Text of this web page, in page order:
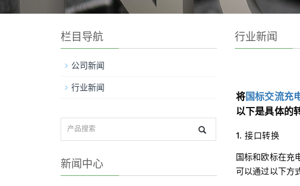
行业新闻
将国标交流充
以下是具体的
1. 接口转换
国标和欧标在充
可以通过以下方
栏目导航
公司新闻
行业新闻
新闻中心